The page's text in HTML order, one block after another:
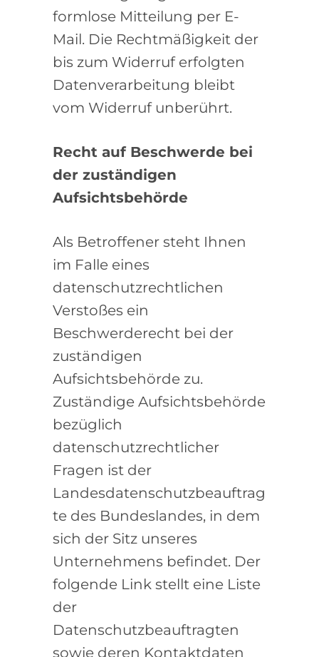
formlose Mitteilung per E-
Mail. Die Rechtmäßigkeit der
bis zum Widerruf erfolgten
Datenverarbeitung bleibt
vom Widerruf unberührt.
Recht auf Beschwerde bei
der zuständigen
Aufsichtsbehörde
Als Betroffener steht Ihnen
im Falle eines
datenschutzrechtlichen
Verstoßes ein
Beschwerderecht bei der
zuständigen
Aufsichtsbehörde zu.
Zuständige Aufsichtsbehörde
bezüglich
datenschutzrechtlicher
Fragen ist der
Landesdatenschutzbeauftrag
te des Bundeslandes, in dem
sich der Sitz unseres
Unternehmens befindet. Der
folgende Link stellt eine Liste
der
Datenschutzbeauftragten
sowie deren Kontaktdaten